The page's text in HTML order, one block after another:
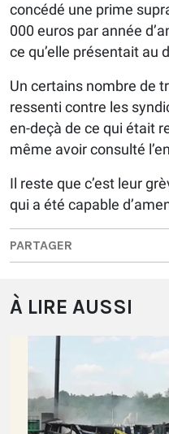
concédé une prime
000 euros par année
ce qu’elle présentait au
Un certains nombre de
ressenti contre les
en-deçà de ce qui était
même avoir consulté
Il reste que c’est leur
qui a été capable
PARTAGER
À LIRE AUSSI